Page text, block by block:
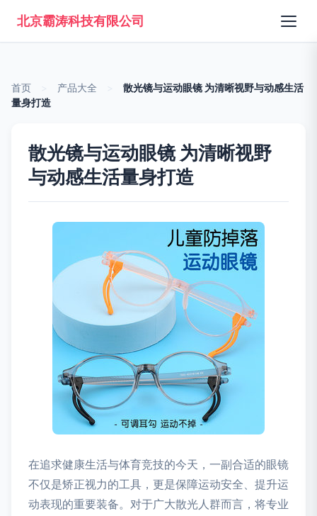
北京霸涛科技有限公司
首页 产品大全
散光镜与运动眼镜 为清晰视野与动感生活
量身打造
散光镜与运动眼镜 为清晰视野
与动感生活量身打造
在追求健康生活与体育竞技的今天，一副合适的眼镜
不仅是矫正视力的工具，更是保障运动安全、提升运
动表现的重要装备。对于广大散光人群而言，将专业